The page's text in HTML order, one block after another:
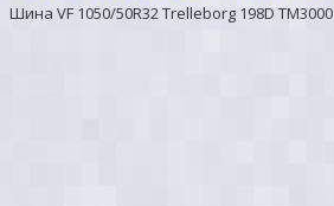
Шина VF 1050/50R32 Trelleborg 198D TM3000